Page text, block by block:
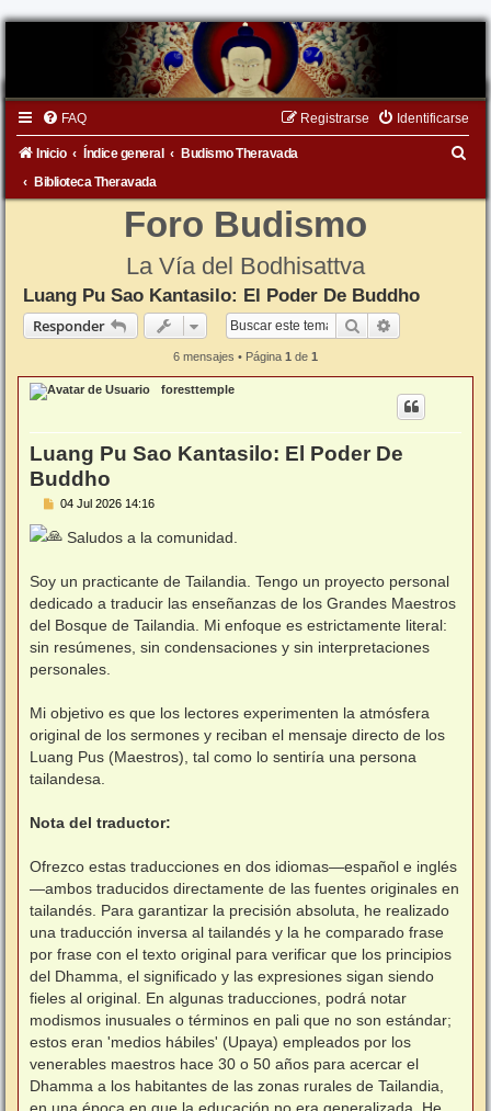
FAQ Identificarse
Registrarse
Inicio Índice general
Budismo Theravada
Biblioteca Theravada
Foro Budismo
La Vía del Bodhisattva
Luang Pu Sao Kantasilo: El Poder De Buddho
Responder
Buscar
6 mensajes • Página 1 de 1
foresttemple
Luang Pu Sao Kantasilo: El Poder De
Buddho
M
n
e
04 Jul 2026 14:16
Saludos a la comunidad.
Soy un practicante de Tailandia. Tengo un proyecto personal
dedicado a traducir las enseñanzas de los Grandes Maestros
del Bosque de Tailandia. Mi enfoque es estrictamente literal:
sin resúmenes, sin condensaciones y sin interpretaciones
personales.
Mi objetivo es que los lectores experimenten la atmósfera
original de los sermones y reciban el mensaje directo de los
Luang Pus (Maestros), tal como lo sentiría una persona
tailandesa.
Nota del traductor:
Ofrezco estas traducciones en dos idiomas—español e inglés
—ambos traducidos directamente de las fuentes originales en
tailandés. Para garantizar la precisión absoluta, he realizado
una traducción inversa al tailandés y la he comparado frase
por frase con el texto original para verificar que los principios
del Dhamma, el significado y las expresiones sigan siendo
fieles al original. En algunas traducciones, podrá notar
modismos inusuales o términos en pali que no son estándar;
estos eran 'medios hábiles' (Upaya) empleados por los
venerables maestros hace 30 o 50 años para acercar el
Dhamma a los habitantes de las zonas rurales de Tailandia,
en una época en que la educación no era generalizada. He